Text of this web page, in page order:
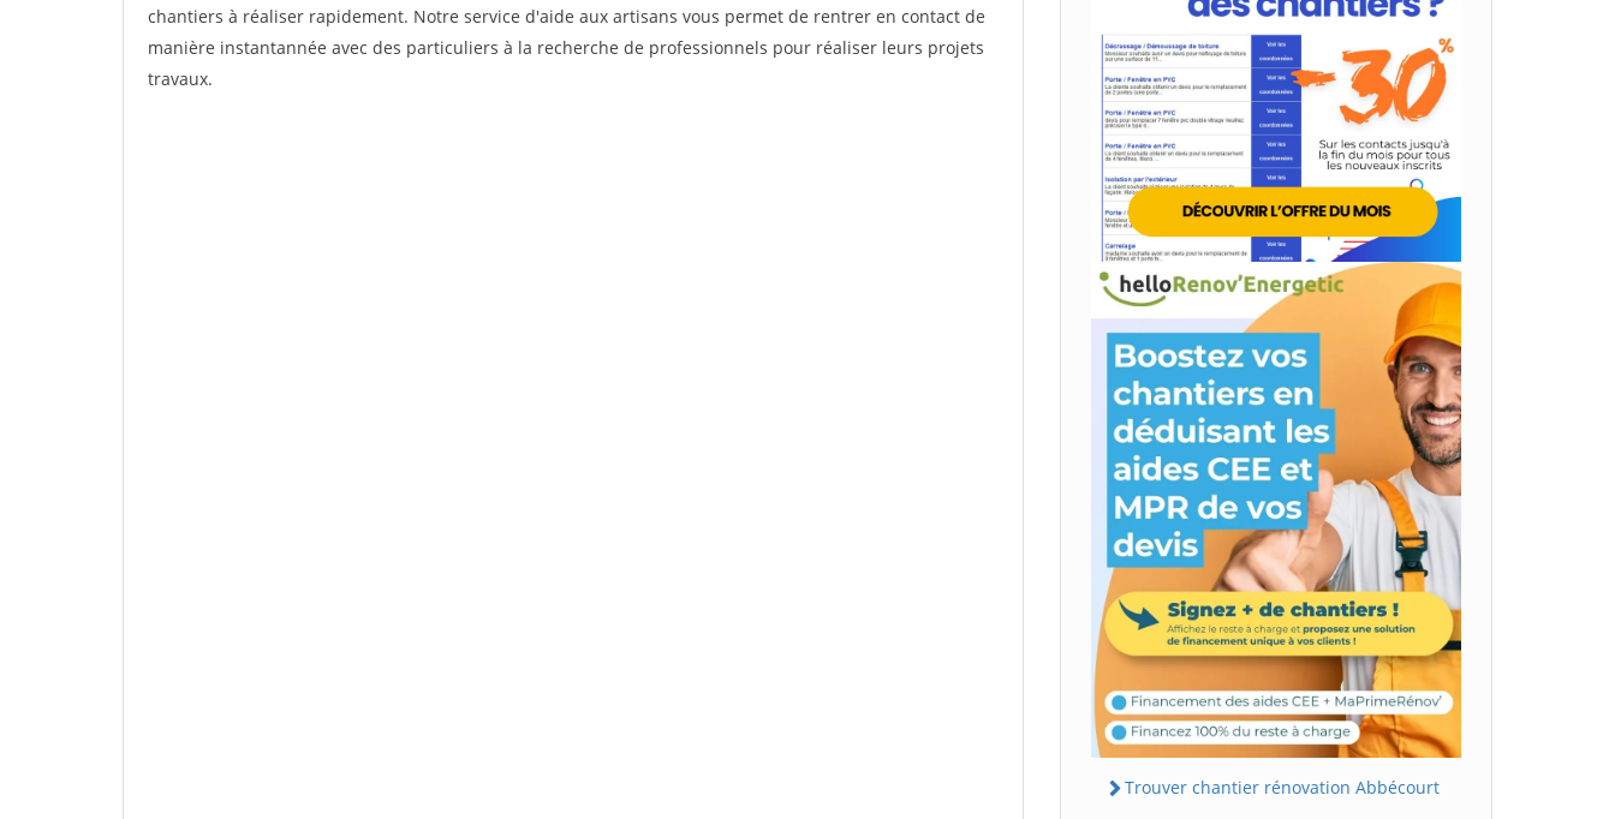
chantiers à réaliser rapidement. Notre service d'aide aux artisans vous permet de rentrer en contact de
manière instantannée avec des particuliers à la recherche de professionnels pour réaliser leurs projets
travaux.
Trouver chantier rénovation Abbécourt